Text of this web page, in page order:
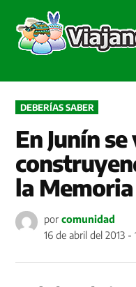
contenido
PUBLICADO
EN
DEBERÍAS SABER
En Junín
la Memoria
por comunidad
16 de abril del 2013 -